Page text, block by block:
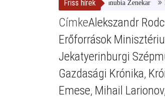
Friss hírek
Magyar Nemzeti Galéria és a Danubia Zenekar
CímkeAlekszandr
Erőforrások
Jekatyerinburgi
Gazdasági Krónika,
Emese, Mihail Larionov,